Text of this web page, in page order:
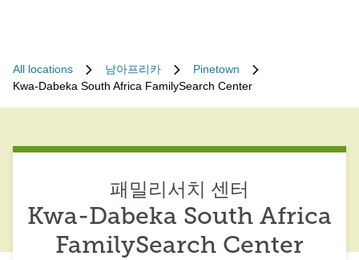
All locations 남아프리카
Pinetown
Kwa-Dabeka South Africa FamilySearch Center
패밀리서치 센터
Kwa-Dabeka South Africa
FamilySearch Center